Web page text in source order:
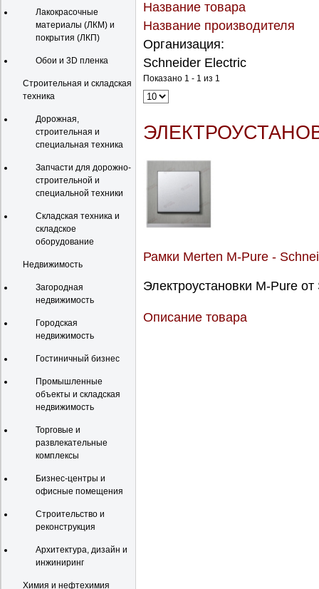
Лакокрасочные
материалы (ЛКМ) и
покрытия (ЛКП)
Обои и 3D пленка
Строительная и складская
техника
Дорожная,
строительная и
специальная техника
Запчасти для дорожно-
строительной и
специальной техники
Складская техника и
складское
оборудование
Недвижимость
Загородная
недвижимость
Городская
недвижимость
Гостиничный бизнес
Промышленные
объекты и складская
недвижимость
Торговые и
развлекательные
комплексы
Бизнес-центры и
офисные помещения
Строительство и
реконструкция
Архитектура, дизайн и
инжиниринг
Химия и нефтехимия
Название товара
Название производителя
Организация:
Schneider Electric
Показано 1 - 1 из 1
Рамки Merten M-Pure -
Электроустановки M-Pure
Описание товара